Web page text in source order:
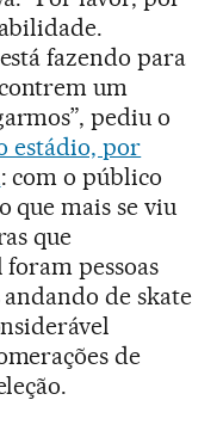
fazendo para
um
pediu o
estádio, por
: com o público
que mais se viu
que
pessoas
de skate
de